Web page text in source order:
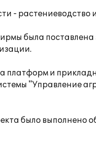
- растениеводство
была
платформ и
"Управление
было выполнено